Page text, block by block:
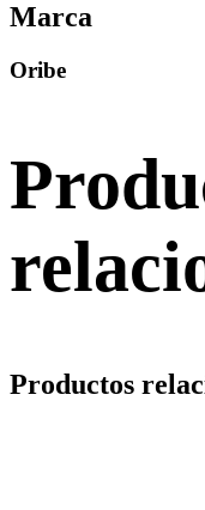
Marca
Oribe
Productos